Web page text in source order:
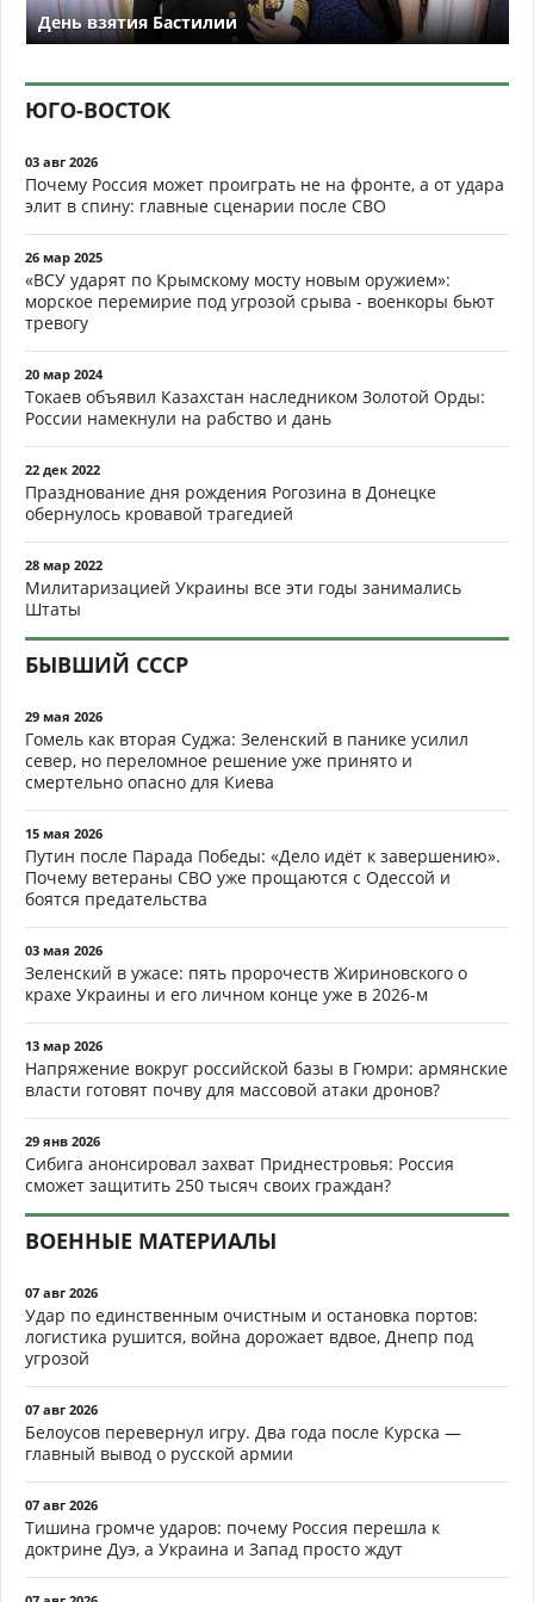
День взятия Бастилии
ЮГО-ВОСТОК
03 авг 2026
Почему Россия может проиграть не на фронте, а от удара
элит в спину: главные сценарии после СВО
26 мар 2025
«ВСУ ударят по Крымскому мосту новым оружием»:
морское перемирие под угрозой срыва - военкоры бьют
тревогу
20 мар 2024
Токаев объявил Казахстан наследником Золотой Орды:
России намекнули на рабство и дань
22 дек 2022
Празднование дня рождения Рогозина в Донецке
обернулось кровавой трагедией
28 мар 2022
Милитаризацией Украины все эти годы занимались
Штаты
БЫВШИЙ СССР
29 мая 2026
Гомель как вторая Суджа: Зеленский в панике усилил
север, но переломное решение уже принято и
смертельно опасно для Киева
15 мая 2026
Путин после Парада Победы: «Дело идёт к завершению».
Почему ветераны СВО уже прощаются с Одессой и
боятся предательства
03 мая 2026
Зеленский в ужасе: пять пророчеств Жириновского о
крахе Украины и его личном конце уже в 2026-м
13 мар 2026
Напряжение вокруг российской базы в Гюмри: армянские
власти готовят почву для массовой атаки дронов?
29 янв 2026
Сибига анонсировал захват Приднестровья: Россия
сможет защитить 250 тысяч своих граждан?
ВОЕННЫЕ МАТЕРИАЛЫ
07 авг 2026
Удар по единственным очистным и остановка портов:
логистика рушится, война дорожает вдвое, Днепр под
угрозой
07 авг 2026
Белоусов перевернул игру. Два года после Курска —
главный вывод о русской армии
07 авг 2026
Тишина громче ударов: почему Россия перешла к
доктрине Дуэ, а Украина и Запад просто ждут